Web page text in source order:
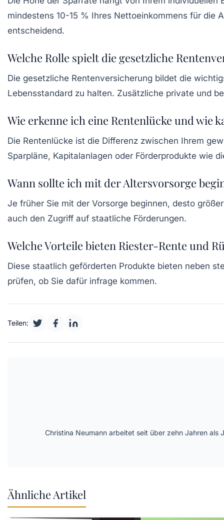
mindestens 10-15 % Ihres Nettoeinkommens für die
entscheidend.
Welche Rolle spielt die gesetzliche
Die gesetzliche Rentenversicherung bildet die
Lebensstandard zu halten. Zusätzliche private und
Wie erkenne ich eine Rentenlücke und wie
Die Rentenlücke ist die Differenz zwischen Ihrem
Sparpläne, Kapitalanlagen oder Förderprodukte wie
Wann sollte ich mit der Altersvorsorge
Je früher Sie mit der Vorsorge beginnen, desto
auch den Zugriff auf staatliche Förderungen.
Welche Vorteile bieten Riester-Rente und
Diese staatlich geförderten Produkte bieten neben
prüfen, ob Sie dafür infrage kommen.
Teilen:
Christina Neumann arbeitet seit über zehn Jahren als
Ähnliche Artikel